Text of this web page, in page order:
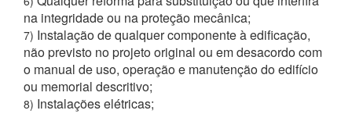
na integridade ou na proteção mecânica;
7) Instalação de qualquer componente à edificação,
não previsto no projeto original ou em desacordo com
o manual de uso, operação e manutenção do edifício
ou memorial descritivo;
8) Instalações elétricas;